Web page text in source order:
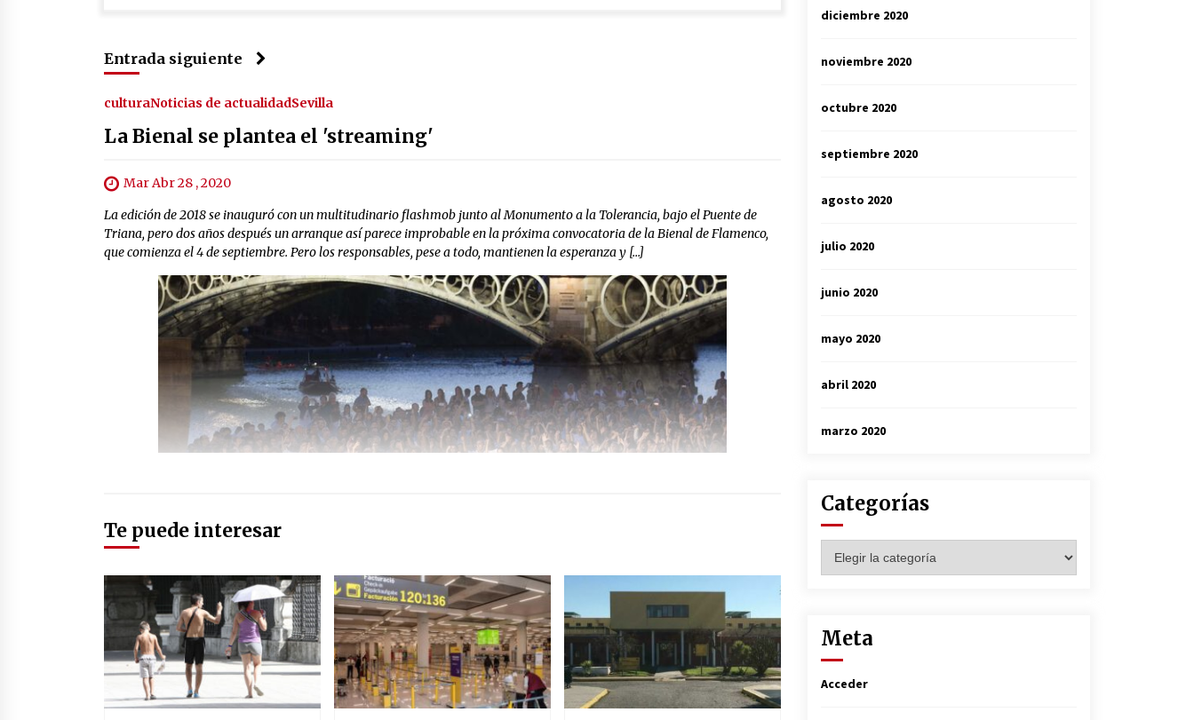
Entrada siguiente
culturaNoticias de actualidadSevilla
La Bienal se plantea el 'streaming'
Mar Abr 28 , 2020
La edición de 2018 se inauguró con un multitudinario flashmob junto al Monumento a la Tolerancia, bajo el Puente de
Triana, pero dos años después un arranque así parece improbable en la próxima convocatoria de la Bienal de Flamenco,
que comienza el 4 de septiembre. Pero los responsables, pese a todo, mantienen la esperanza y […]
Te puede interesar
diciembre 2020
noviembre 2020
octubre 2020
septiembre 2020
agosto 2020
julio 2020
junio 2020
mayo 2020
abril 2020
marzo 2020
Categorías
Meta
Acceder